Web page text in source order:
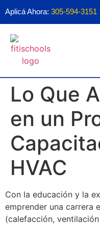
Aplicá Ahora: 305-594-3151
Lo Que
en un
HVAC
Con la educación y la
emprender una carrera
(calefacción,